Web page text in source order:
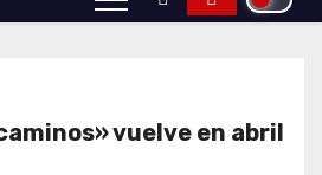
vuelve en abril